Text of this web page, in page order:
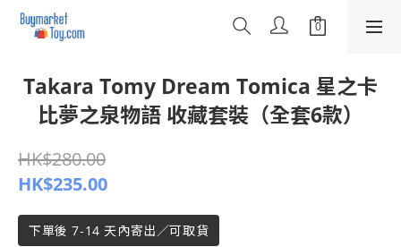
Takara Tomy Dream Tomica 星之卡
比夢之泉物語 收藏套裝（全套6款）
HK$280.00
HK$235.00
下單後 7-14 天內寄出／可取貨